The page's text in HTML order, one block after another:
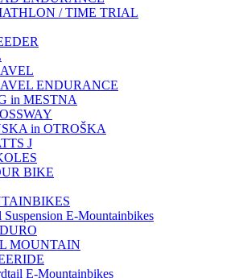
/ TIME TRIAL
ENDURANCE
in MESTNA
in OTROŠKA
J
BIKE
Suspension E-Mountainbikes
MOUNTAIN
E-Mountainbikes